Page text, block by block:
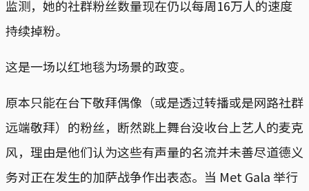
监测，她的社群粉丝数量现在仍以每周16万人的速度
持续掉粉。
这是一场以红地毯为场景的政变。
原本只能在台下敬拜偶像（或是透过转播或是网路社群
远端敬拜）的粉丝，断然跳上舞台没收台上艺人的麦克
风，理由是他们认为这些有声量的名流并未善尽道德义
务对正在发生的加萨战争作出表态。当 Met Gala 举行